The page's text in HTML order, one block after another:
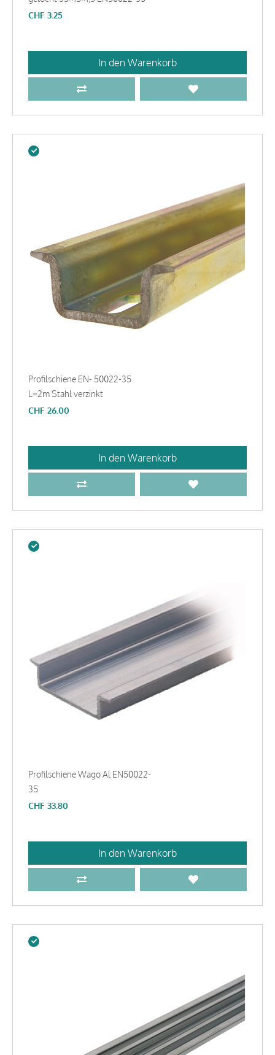
CHF 3.25
In den Warenkorb
Profilschiene EN- 50022-35
L=2m Stahl verzinkt
CHF 26.00
In den Warenkorb
Profilschiene Wago Al EN50022-
35
CHF 33.80
In den Warenkorb